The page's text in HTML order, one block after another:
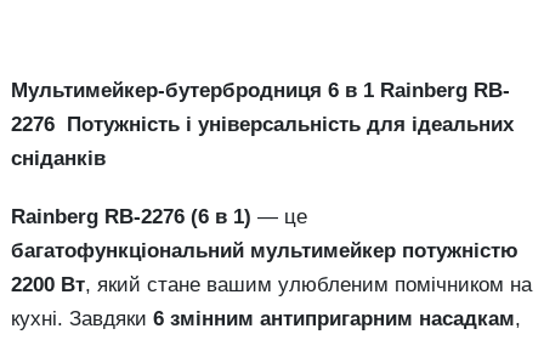
Мультимейкер-бутербродниця 6 в 1 Rainberg RB-
2276 Потужність і універсальність для ідеальних
сніданків
Rainberg RB-2276 (6 в 1) — це
багатофункціональний мультимейкер потужністю
2200 Вт, який стане вашим улюбленим помічником на
кухні. Завдяки 6 змінним антипригарним насадкам,